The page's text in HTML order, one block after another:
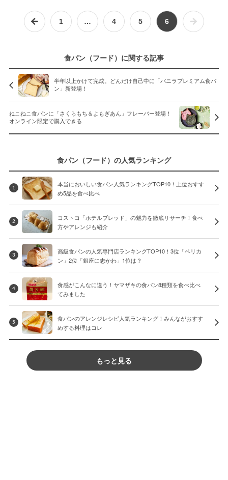
1 … 4 5 6
食パン（フード）に関する記事
半年以上かけて完成。どんだけ自己中に「バニラプレミアム食パ
ン」新登場！
ねこねこ食パンに「さくらもち＆よもぎあん」フレーバー登場！
オンライン限定で購入できる
食パン（フード）の人気ランキング
1
本当においしい食パン人気ランキングTOP10！上位おすす
め5品を食べ比べ
2
コストコ「ホテルブレッド」の魅力を徹底リサーチ！食べ
方やアレンジも紹介
3
高級食パンの人気専門店ランキングTOP10！3位「ペリカ
ン」2位「銀座に志かわ」1位は？
4
食感がこんなに違う！ヤマザキの食パン8種類を食べ比べ
てみました
5
食パンのアレンジレシピ人気ランキング！みんながおすす
めする料理はコレ
もっと見る